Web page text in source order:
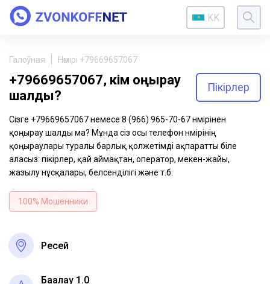
KK
Галоўная Нөмірі +79669657067
+79669657067, кім қоңырау
шалды?
Пікірлер
Сізге +79669657067 немесе 8 (966) 965-70-67 нөмірінен
қоңырау шалды ма? Мұнда сіз осы телефон нөмірінің
қоңыраулары туралы барлық қолжетімді ақпаратты біле
аласыз: пікірлер, қай аймақтан, оператор, мекен-жайы,
жазылу нұсқалары, белсенділігі және т.б.
100% Мошенники
Ресей
Бағалау 1.0